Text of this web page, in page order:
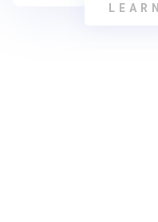
LEARN